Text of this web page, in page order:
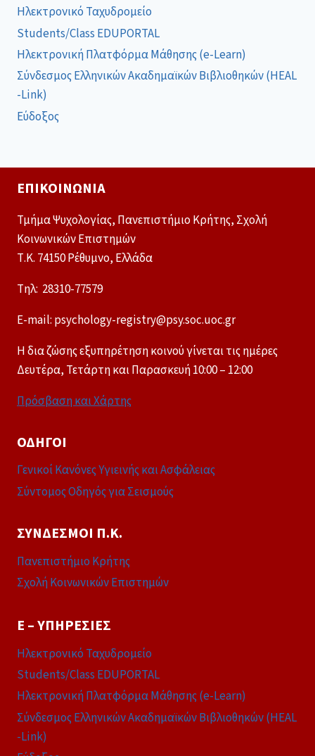
Ηλεκτρονικό Ταχυδρομείο
Students/Class EDUPORTAL
Ηλεκτρονική Πλατφόρμα Μάθησης (e-Learn)
Σύνδεσμος Ελληνικών Ακαδημαϊκών Βιβλιοθηκών (HEAL
-Link)
Εύδοξος
ΕΠΙΚΟΙΝΩΝΊΑ
Τμήμα Ψυχολογίας, Πανεπιστήμιο Κρήτης, Σχολή
Κοινωνικών Επιστημών
Τ.Κ. 74150 Ρέθυμνο, Ελλάδα
Tηλ: 28310-77579
E-mail: psychology-registry@psy.soc.uoc.gr
Η δια ζώσης εξυπηρέτηση κοινού γίνεται τις ημέρες
Δευτέρα, Τετάρτη και Παρασκευή 10:00 – 12:00
Πρόσβαση και Χάρτης
ΟΔΗΓΟΊ
Γενικοί Κανόνες Υγιεινής και Ασφάλειας
Σύντομος Οδηγός για Σεισμούς
ΣΎΝΔΕΣΜΟΙ Π.Κ.
Πανεπιστήμιο Κρήτης
Σχολή Κοινωνικών Επιστημών
E – ΥΠΗΡΕΣΊΕΣ
Ηλεκτρονικό Ταχυδρομείο
Students/Class EDUPORTAL
Ηλεκτρονική Πλατφόρμα Μάθησης (e-Learn)
Σύνδεσμος Ελληνικών Ακαδημαϊκών Βιβλιοθηκών (HEAL
-Link)